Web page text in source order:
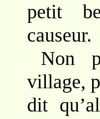
petit
causeur.
Non
village,
dit